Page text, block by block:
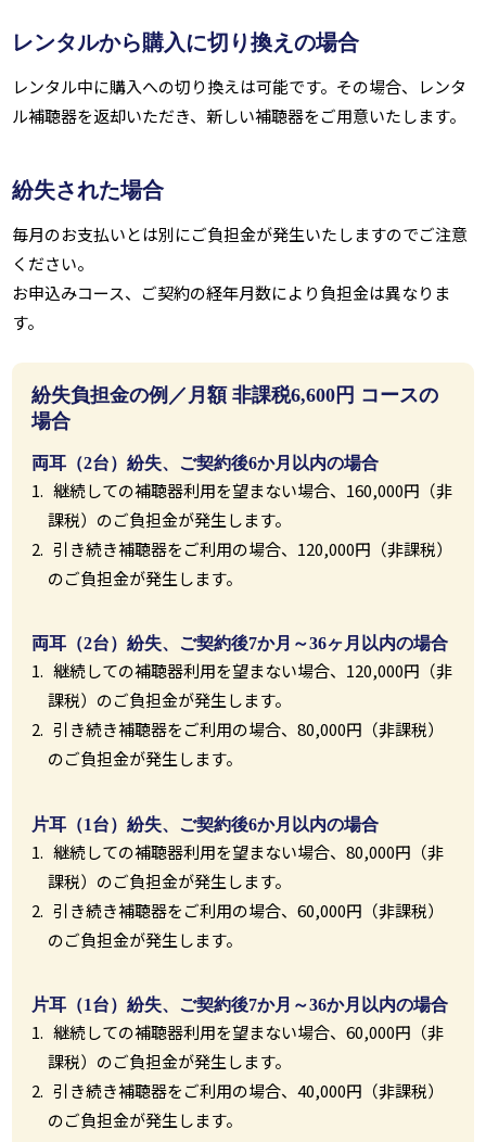
レンタルから購入に切り換えの場合
レンタル中に購入への切り換えは可能です。その場合、レンタ
ル補聴器を返却いただき、新しい補聴器をご用意いたします。
紛失された場合
毎月のお支払いとは別にご負担金が発生いたしますのでご注意
ください。
お申込みコース、ご契約の経年月数により負担金は異なりま
す。
紛失負担金の例／月額 非課税6,600円 コースの
場合
両耳（2台）紛失、ご契約後6か月以内の場合
継続しての補聴器利用を望まない場合、160,000円（非
課税）のご負担金が発生します。
引き続き補聴器をご利用の場合、120,000円（非課税）
のご負担金が発生します。
両耳（2台）紛失、ご契約後7か月～36ヶ月以内の場合
継続しての補聴器利用を望まない場合、120,000円（非
課税）のご負担金が発生します。
引き続き補聴器をご利用の場合、80,000円（非課税）
のご負担金が発生します。
片耳（1台）紛失、ご契約後6か月以内の場合
継続しての補聴器利用を望まない場合、80,000円（非
課税）のご負担金が発生します。
引き続き補聴器をご利用の場合、60,000円（非課税）
のご負担金が発生します。
片耳（1台）紛失、ご契約後7か月～36か月以内の場合
継続しての補聴器利用を望まない場合、60,000円（非
課税）のご負担金が発生します。
引き続き補聴器をご利用の場合、40,000円（非課税）
のご負担金が発生します。